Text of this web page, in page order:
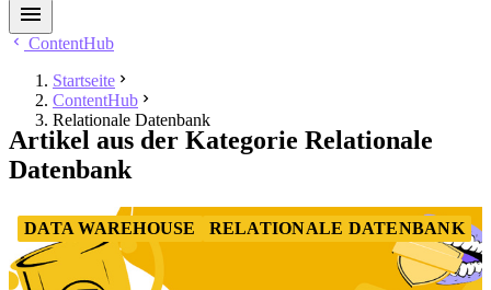
ContentHub
Startseite
ContentHub
Relationale Datenbank
Artikel aus der Kategorie Relationale
Datenbank
DATA WAREHOUSE RELATIONALE DATENBANK